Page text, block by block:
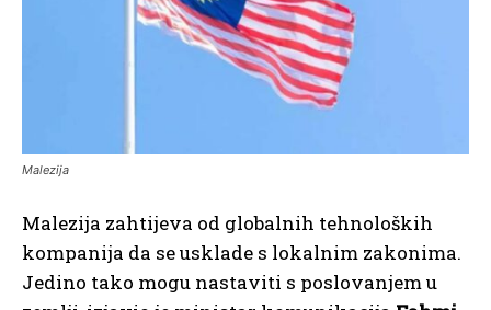
Malezija
Malezija zahtijeva od globalnih tehnoloških
kompanija da se usklade s lokalnim zakonima.
Jedino tako mogu nastaviti s poslovanjem u